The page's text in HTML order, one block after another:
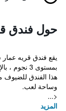
حول فندق
يقع فندق قريه عمار
بمستوى 3
هذا الفندق للضيوف
وساحة لعب.
<...
المزيد